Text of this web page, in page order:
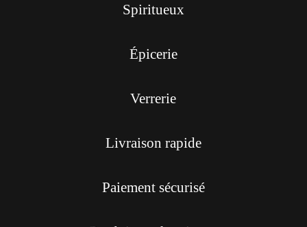
Spiritueux
Épicerie
Verrerie
Livraison rapide
Paiement sécurisé